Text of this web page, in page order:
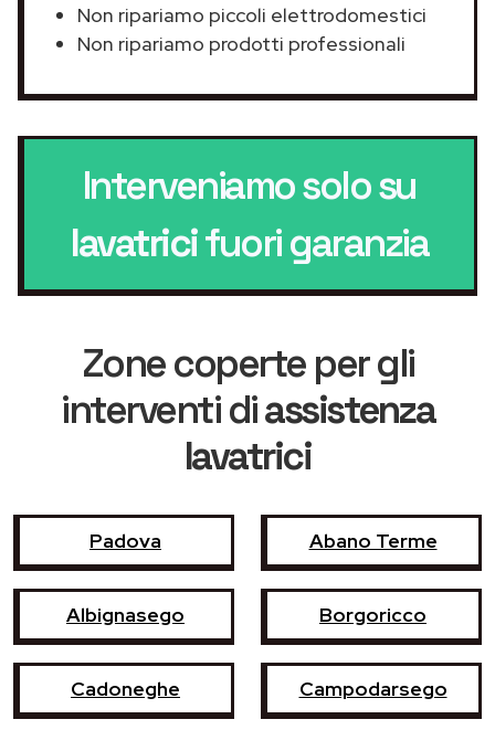
Non ripariamo piccoli elettrodomestici
Non ripariamo prodotti professionali
Interveniamo solo su
lavatricifuori garanzia
Zone coperte per gli
interventi diassistenza
lavatrici
Padova Abano Terme
Albignasego Borgoricco
Cadoneghe Campodarsego